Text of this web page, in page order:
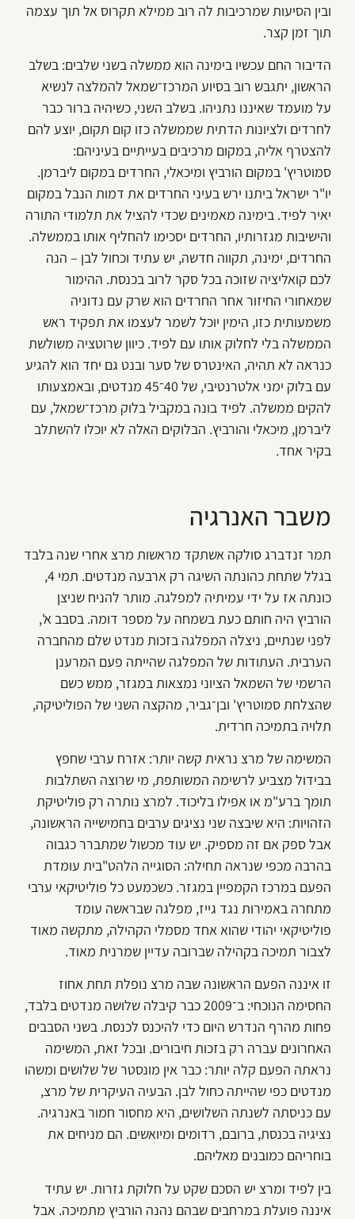
ובין הסיעות שמרכיבות לה רוב ממילא תקרוס אל תוך עצמה
תוך זמן קצר.
הדיבור החם עכשיו בימינה הוא ממשלה בשני שלבים: בשלב
הראשון, יתגבש רוב בסיוע המרכז־שמאל להמלצה לנשיא
על מועמד שאיננו נתניהו. בשלב השני, כשיהיה ברור כבר
לחרדים ולציונות הדתית שממשלה כזו קום תקום, יוצע להם
להצטרף אליה, במקום מרכיבים בעייתיים בעיניהם:
סמוטריץ' במקום הורביץ ומיכאלי, החרדים במקום ליברמן.
יו"ר ישראל ביתנו ירש בעיני החרדים את דמות הנבל במקום
יאיר לפיד. בימינה מאמינים שכדי להציל את תלמודי התורה
והישיבות מגזרותיו, החרדים יסכימו להחליף אותו בממשלה.
החרדים, ימינה, תקווה חדשה, יש עתיד וכחול לבן – הנה
לכם קואליציה שזוכה בכל סקר לרוב בכנסת. ההימור
שמאחורי החיזור אחר החרדים הוא שרק עם נדוניה
משמעותית כזו, הימין יוכל לשמר לעצמו את תפקיד ראש
הממשלה בלי לחלוק אותו עם לפיד. כיוון שרוטציה משולשת
כנראה לא תהיה, האינטרס של סער ובנט גם יחד הוא להגיע
עם בלוק ימני אלטרנטיבי, של 40־45 מנדטים, ובאמצעותו
להקים ממשלה. לפיד בונה במקביל בלוק מרכז־שמאל, עם
ליברמן, מיכאלי והורביץ. הבלוקים האלה לא יוכלו להשתלב
בקיר אחד.
משבר האנרגיה
תמר זנדברג סולקה אשתקד מראשות מרצ אחרי שנה בלבד
בגלל שתחת כהונתה השיגה רק ארבעה מנדטים. תמי 4,
כונתה אז על ידי עמיתיה למפלגה. מותר להניח שניצן
הורביץ היה חותם כעת בשמחה על מספר דומה. בסבב א',
לפני שנתיים, ניצלה המפלגה בזכות מנדט שלם מהחברה
הערבית. העתודות של המפלגה שהייתה פעם המרענן
הרשמי של השמאל הציוני נמצאות במגזר, ממש כשם
שהצלחת סמוטריץ' ובן־גביר, מהקצה השני של הפוליטיקה,
תלויה בתמיכה חרדית.
המשימה של מרצ נראית קשה יותר: אזרח ערבי שחפץ
בבידול מצביע לרשימה המשותפת, מי שרוצה השתלבות
תומך ברע"מ או אפילו בליכוד. למרצ נותרה רק פוליטיקת
הזהויות: היא שיבצה שני נציגים ערבים בחמישייה הראשונה,
אבל ספק אם זה מספיק. יש עוד מכשול שמתברר כגבוה
בהרבה מכפי שנראה תחילה: הסוגייה הלהט"בית עומדת
הפעם במרכז הקמפיין במגזר. כשכמעט כל פוליטיקאי ערבי
מתחרה באמירות נגד גייז, מפלגה שבראשה עומד
פוליטיקאי יהודי שהוא אחד מסמלי הקהילה, מתקשה מאוד
לצבור תמיכה בקהילה שברובה עדיין שמרנית מאוד.
זו איננה הפעם הראשונה שבה מרצ נופלת תחת אחוז
החסימה הנוכחי: ב־2009 כבר קיבלה שלושה מנדטים בלבד,
פחות מהרף הנדרש היום כדי להיכנס לכנסת. בשני הסבבים
האחרונים עברה רק בזכות חיבורים. ובכל זאת, המשימה
נראתה הפעם קלה יותר: כבר אין מונסטר של שלושים ומשהו
מנדטים כפי שהייתה כחול לבן. הבעיה העיקרית של מרצ,
עם כניסתה לשנתה השלושים, היא מחסור חמור באנרגיה.
נציגיה בכנסת, ברובם, רדומים ומיואשים. הם מניחים את
בוחריהם כמובנים מאליהם.
בין לפיד ומרצ יש הסכם שקט על חלוקת גזרות. יש עתיד
איננה פועלת במרחבים שבהם נהנה הורביץ מתמיכה. אבל